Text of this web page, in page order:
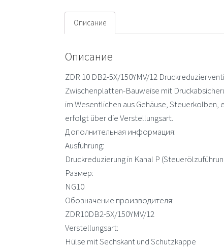
Описание
Описание
ZDR 10 DB2-5X/150YMV/12
Zwischenplatten-Bauweise mit
im Wesentlichen aus Gehäuse,
erfolgt über die Verstellungsart.
Дополнительная информация:
Ausführung:
Druckreduzierung in Kanal P
Размер:
NG10
Обозначение производителя:
ZDR10DB2-5X/150YMV/12
Verstellungsart:
Hülse mit Sechskant und Schutzkappe